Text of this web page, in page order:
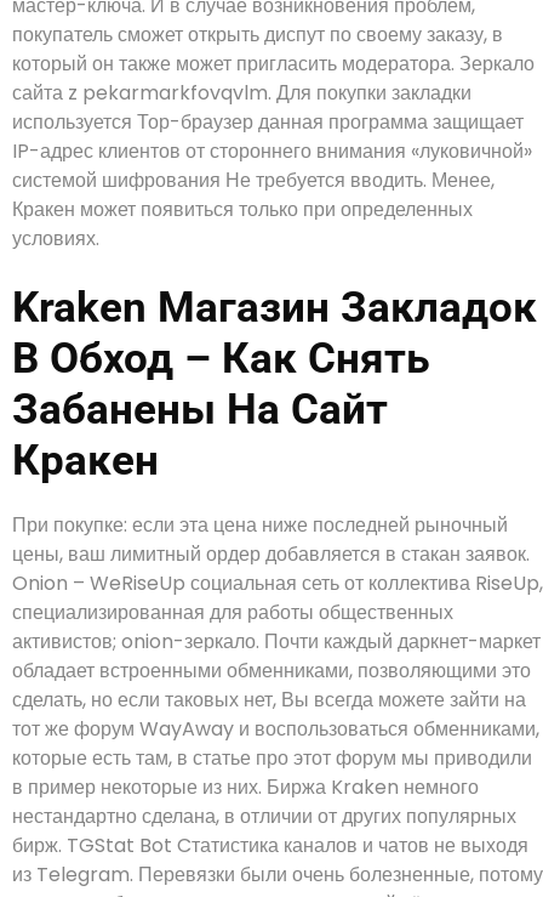
мастер-ключа. И в случае возникновения проблем,
покупатель сможет открыть диспут по своему заказу, в
который он также может пригласить модератора. Зеркало
сайта z pekarmarkfovqvlm. Для покупки закладки
используется Тор-браузер данная программа защищает
IP-адрес клиентов от стороннего внимания «луковичной»
системой шифрования Не требуется вводить. Менее,
Кракен может появиться только при определенных
условиях.
Kraken Магазин Закладок
В Обход – Как Снять
Забанены На Сайт
Кракен
При покупке: если эта цена ниже последней рыночный
цены, ваш лимитный ордер добавляется в стакан заявок.
Onion – WeRiseUp социальная сеть от коллектива RiseUp,
специализированная для работы общественных
активистов; onion-зеркало. Почти каждый даркнет-маркет
обладает встроенными обменниками, позволяющими это
сделать, но если таковых нет, Вы всегда можете зайти на
тот же форум WayAway и воспользоваться обменниками,
которые есть там, в статье про этот форум мы приводили
в пример некоторые из них. Биржа Kraken немного
нестандартно сделана, в отличии от других популярных
бирж. TGStat Bot Cтатистика каналов и чатов не выходя
из Telegram. Перевязки были очень болезненные, потому